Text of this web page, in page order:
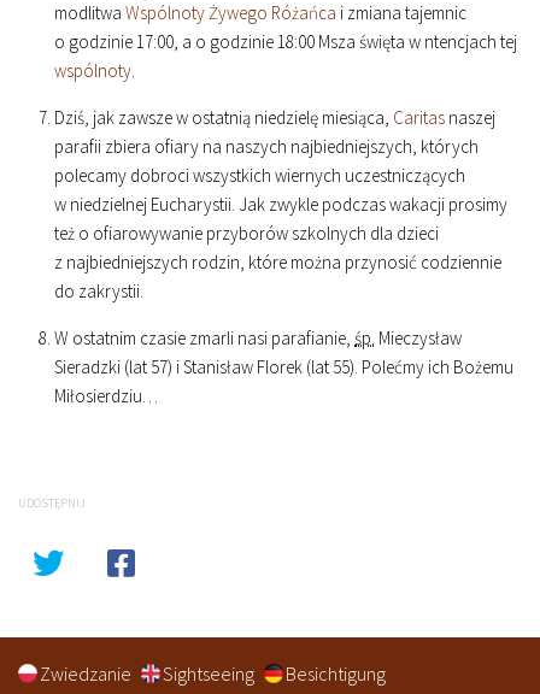
modlitwa Wspólnoty Żywego Różańca i zmiana tajemnic
o godzinie17:00, a o godzinie18:00 Msza święta w ntencjach tej
wspólnoty.
Dziś, jak zawsze w ostatnią niedzielę miesiąca, Caritas naszej
parafii zbiera ofiary na naszych najbiedniejszych, których
polecamy dobroci wszystkich wiernych uczestniczących
w niedzielnej Eucharystii. Jak zwykle podczas wakacji prosimy
też o ofiarowywanie przyborów szkolnych dla dzieci
z najbiedniejszych rodzin, które można przynosić codziennie
do zakrystii.
W ostatnim czasie zmarli nasi parafianie, śp. Mieczysław
Sieradzki (lat 57) i Stanisław Florek (lat 55). Polećmy ich Bożemu
Miłosierdziu…
UDOSTĘPNIJ
Zwiedzanie Sightseeing Besichtigung